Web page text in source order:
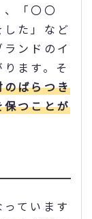
「〇〇
した」など
ンドのイ
ます。そ
のばらつき
保つことが
ています